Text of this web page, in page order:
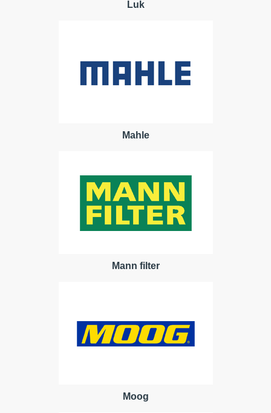
Luk
Mahle
Mann filter
Moog